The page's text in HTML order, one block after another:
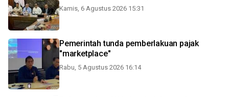
Kamis, 6 Agustus 2026 15:31
Pemerintah tunda pemberlakuan pajak
"marketplace"
Rabu, 5 Agustus 2026 16:14